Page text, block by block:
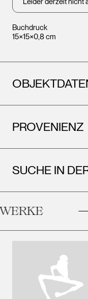
Buchdruck
15×15×0,8 cm
PROVENIENZ
SUCHE IN